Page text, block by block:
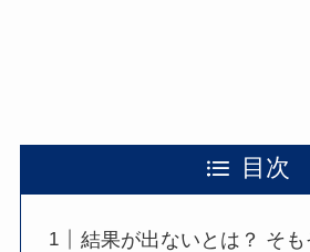
目次
結果が出ないとは？ そ